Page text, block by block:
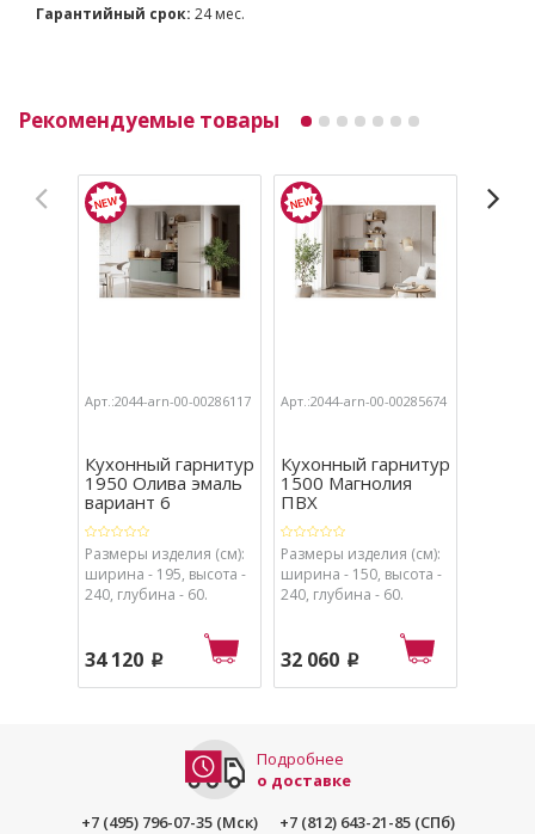
Гарантийный срок: 24 мес.
Рекомендуемые товары
Арт.:2044-arn-00-00286117
Кухонный гарнитур
1950 Олива эмаль
вариант 6
Размеры изделия (см):
ширина - 195, высота -
240, глубина - 60.
34 120 p
Арт.:2044-arn-00-00285674
Кухонный гарнитур
1500 Магнолия
ПВХ
Размеры изделия (см):
ширина - 150, высота -
240, глубина - 60.
32 060 p
Подробнее
о доставке
+7 (495) 796-07-35 (Мск)
+7 (812) 643-21-85 (СПб)